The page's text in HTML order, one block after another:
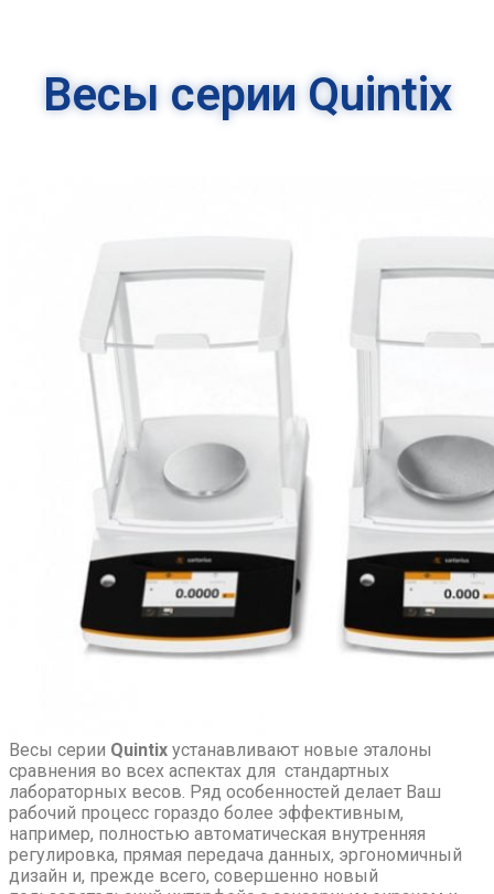
Весы серии Quintix
Весы серии Quintix устанавливают новые эталоны
сравнения во всех аспектах для стандартных
лабораторных весов. Ряд особенностей делает Ваш
рабочий процесс гораздо более эффективным,
например, полностью автоматическая внутренняя
регулировка, прямая передача данных, эргономичный
дизайн и, прежде всего, совершенно новый